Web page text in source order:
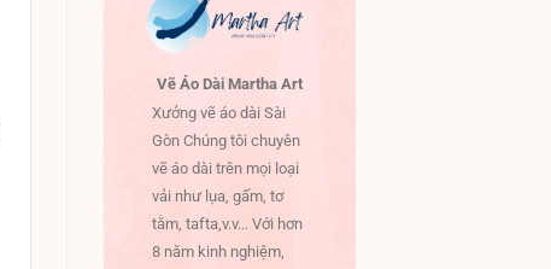
Vẽ Áo Dài Martha Art
Xưởng vẽ áo dài Sài
Gòn Chúng tôi chuyên
vẽ áo dài trên mọi loại
vải như lụa, gấm, tơ
tằm, tafta,v.v... Với hơn
8 năm kinh nghiệm,